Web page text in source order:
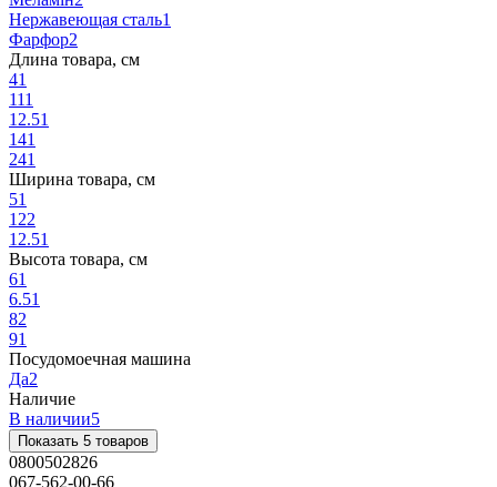
Нержавеющая сталь1
Фарфор2
Длина товара, см
41
111
12.51
141
241
Ширина товара, см
51
122
12.51
Высота товара, см
61
6.51
82
91
Посудомоечная машина
Да2
Наличие
В наличии5
Показать 5 товаров
0800502826
067-562-00-66